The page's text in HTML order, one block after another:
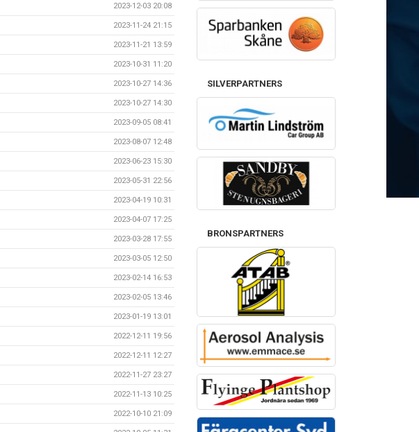
2023-12-03 20:08
2023-11-24 21:15
2023-11-21 13:59
2023-10-31 11:20
2023-10-27 14:36
2023-10-27 14:30
2023-09-05 08:41
2023-08-07 12:48
2023-06-23 15:30
2023-05-31 22:56
2023-04-19 10:31
2023-04-07 17:25
2023-03-28 17:55
2023-03-05 12:50
2023-02-14 16:53
2023-02-05 13:46
2023-01-19 13:01
2022-12-11 19:56
2022-12-11 12:27
2022-11-27 23:27
2022-11-13 10:25
2022-10-10 21:09
SILVERPARTNERS
BRONSPARTNERS